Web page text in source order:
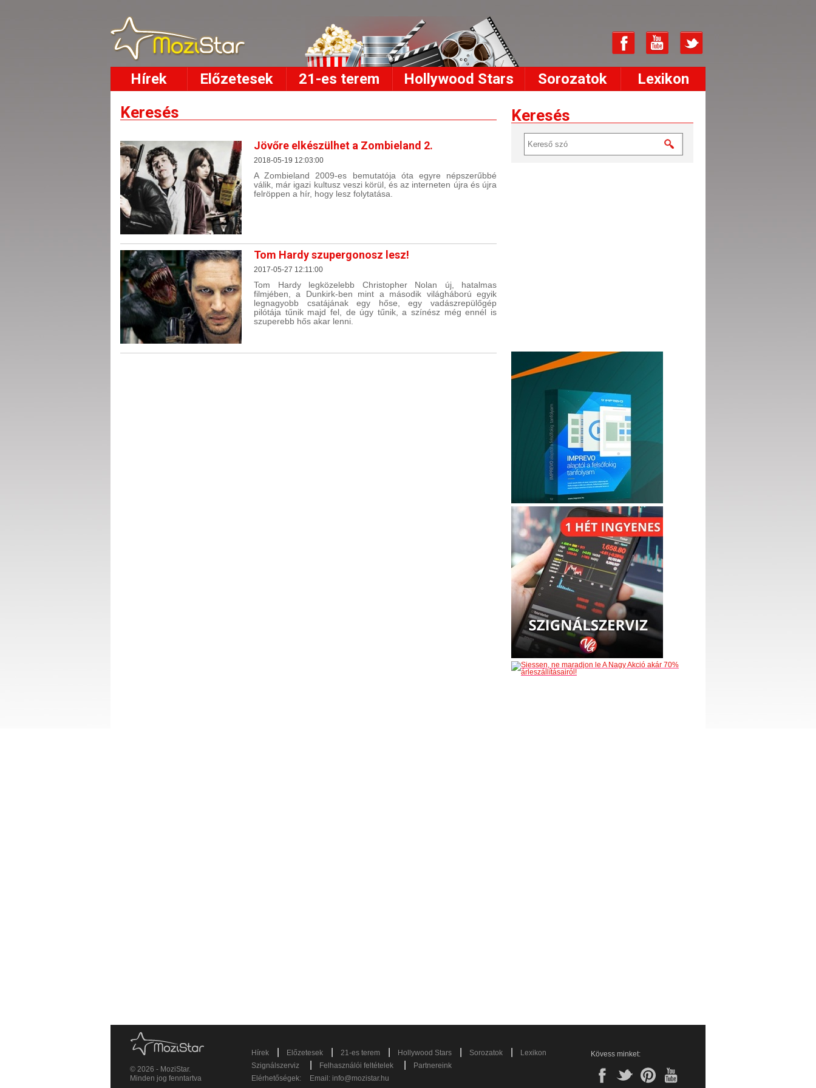
Hírek Előzetesek 21-es terem Hollywood Stars Sorozatok Lexikon
Keresés
Jövőre elkészülhet a Zombieland 2.
2018-05-19 12:03:00
A Zombieland 2009-es bemutatója óta egyre népszerűbbé
válik, már igazi kultusz veszi körül, és az interneten újra és újra
felröppen a hír, hogy lesz folytatása.
Tom Hardy szupergonosz lesz!
2017-05-27 12:11:00
Tom Hardy legközelebb Christopher Nolan új, hatalmas
filmjében, a Dunkirk-ben mint a második világháború egyik
legnagyobb csatájának egy hőse, egy vadászrepülőgép
pilótája tűnik majd fel, de úgy tűnik, a színész még ennél is
szuperebb hős akar lenni.
Keresés
© 2026 - MoziStar.
Minden jog fenntartva
Hírek Előzetesek 21-es terem Hollywood Stars Sorozatok
Lexikon
Szignálszerviz
Felhasználói feltételek
Partnereink
Elérhetőségek:
Email: info@mozistar.hu
Kövess minket: